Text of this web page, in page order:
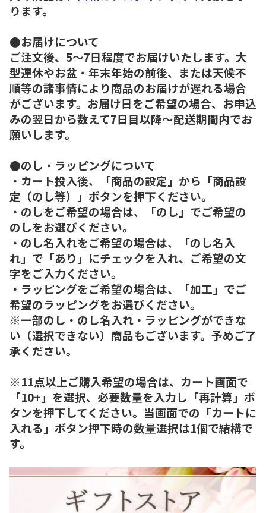
ります。
●お届けについて
ご注文後、5～7日程度でお届けいたします。大
型連休やお盆・年末年始の前後、または天候不
順等の諸事情により商品のお届けが遅れる場合
がございます。お届け日をご希望の場合、お申込
みの翌日から数えて7日目以降～配送期間内でお
願いします。
●のし・ラッピングについて
・カート投入後、「商品の設定」から「商品設
定（のし等）」ボタンを押下ください。
・のしをご希望の場合は、「のし」でご希望の
のしをお選びください。
・のし名入れをご希望の場合は、「のし名入
れ」で「あり」にチェックを入れ、ご希望の文
字をご入力ください。
・ラッピングをご希望の場合は、「加工」でご
希望のラッピングをお選びください。
※一部のし・のし名入れ・ラッピングができな
い（選択できない）商品もございます。予めご了
承ください。
※11点以上ご購入希望の場合は、カート画面で
「10+」を選択、必要数量を入力し「再計算」ボ
タンを押下してください。当画面での「カートに
入れる」ボタン押下時の数量選択は1個で結構で
す。